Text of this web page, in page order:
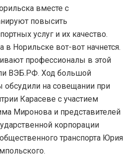
вместе с
повысить
услуг и их качество.
в Норильске вот-вот начнется.
профессионалы в этой
ВЭБ.РФ. Ход большой
обсудили на совещании при
Карасеве с участием
Миронова и представителей
корпорации
транспорта Юрия